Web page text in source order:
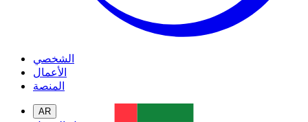
الشخصي
الأعمال
المنصة
AR